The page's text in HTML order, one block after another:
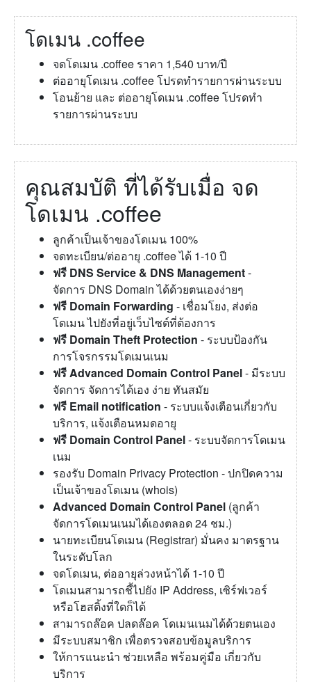
โดเมน .coffee
จดโดเมน .coffee ราคา 1,540 บาท/ปี
ต่ออายุโดเมน .coffee โปรดทำรายการผ่านระบบ
โอนย้าย และ ต่ออายุโดเมน .coffee โปรดทำ
รายการผ่านระบบ
คุณสมบัติ ที่ได้รับเมื่อ จด
โดเมน .coffee
ลูกค้าเป็นเจ้าของโดเมน 100%
จดทะเบียน/ต่ออายุ .coffee ได้ 1-10 ปี
ฟรี DNS Service & DNS Management-
จัดการ DNS Domain ได้ด้วยตนเองง่ายๆ
ฟรี Domain Forwarding - เชื่อมโยง, ส่งต่อ
โดเมน ไปยังที่อยู่เว็บไซต์ที่ต้องการ
ฟรี Domain Theft Protection - ระบบป้องกัน
การโจรกรรมโดเมนเนม
ฟรี Advanced Domain Control Panel- มีระบบ
จัดการ จัดการได้เอง ง่าย ทันสมัย
ฟรี Email notification - ระบบแจ้งเตือนเกี่ยวกับ
บริการ, แจ้งเตือนหมดอายุ
ฟรี Domain Control Panel- ระบบจัดการโดเมน
เนม
รองรับ Domain Privacy Protection - ปกปิดความ
เป็นเจ้าของโดเมน (whois)
Advanced Domain Control Panel (ลูกค้า
จัดการโดเมนเนมได้เองตลอด 24 ชม.)
นายทะเบียนโดเมน (Registrar) มั่นคง มาตรฐาน
ในระดับโลก
จดโดเมน, ต่ออายุล่วงหน้าได้ 1-10 ปี
โดเมนสามารถชี้ไปยัง IP Address, เซิร์ฟเวอร์
หรือโฮสติ้งที่ใดก็ได้
สามารถล๊อค ปลดล๊อค โดเมนเนมได้ด้วยตนเอง
มีระบบสมาชิก เพื่อตรวจสอบข้อมูลบริการ
ให้การแนะนำ ช่วยเหลือ พร้อมคู่มือ เกี่ยวกับ
บริการ